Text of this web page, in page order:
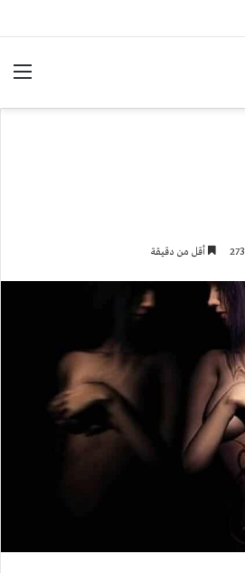
273 أقل من دقيقة